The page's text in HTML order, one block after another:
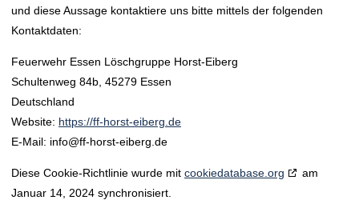
und diese Aussage kontaktiere uns bitte mittels der folgenden
Kontaktdaten:
Feuerwehr Essen Löschgruppe Horst-Eiberg
Schultenweg 84b, 45279 Essen
Deutschland
Website: https://ff-horst-eiberg.de
E-Mail: info@ff-horst-eiberg.de
Diese Cookie-Richtlinie wurde mit cookiedatabase.org
am
Januar 14, 2024 synchronisiert.